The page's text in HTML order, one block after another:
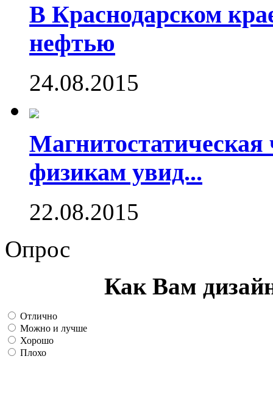
В Краснодарском
нефтью
24.08.2015
Магнитостатическая
физикам увид...
22.08.2015
Опрос
Как Вам
Отлично
Можно и лучше
Хорошо
Плохо